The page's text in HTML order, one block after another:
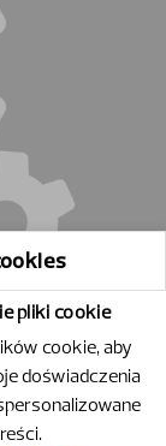
pliki cookie
cookie, aby
doświadczenia